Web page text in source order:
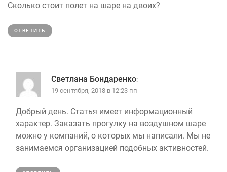
Сколько стоит полет на шаре на двоих?
ОТВЕТИТЬ
Светлана Бондаренко:
19 сентября, 2018 в 12:23 пп
Добрый день. Статья имеет информационный
характер. Заказать прогулку на воздушном шаре
можно у компаний, о которых мы написали. Мы не
занимаемся организацией подобных активностей.